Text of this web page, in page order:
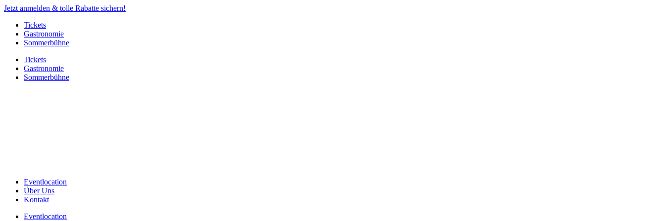
Jetzt anmelden & tolle Rabatte sichern!
Tickets
Gastronomie
Sommerbühne
Tickets
Gastronomie
Sommerbühne
Eventlocation
Über Uns
Kontakt
Eventlocation